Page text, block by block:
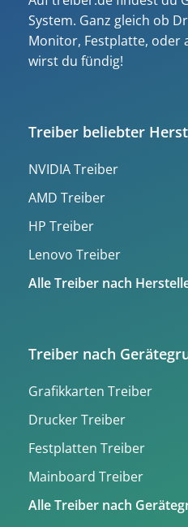
System. Ganz gleich ob
Monitor, Festplatte, oder
wirst du fündig!
Treiber beliebter
NVIDIA Treiber
AMD Treiber
HP Treiber
Lenovo Treiber
Alle Treiber nach
Treiber nach
Grafikkarten Treiber
Drucker Treiber
Festplatten Treiber
Mainboard Treiber
Alle Treiber nach